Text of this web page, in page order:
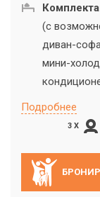
(с
диван-
мини-
Подробнее
3 X